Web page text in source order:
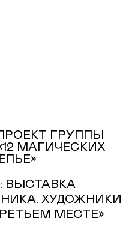
ГРУППЫ
МАГИЧЕСКИХ